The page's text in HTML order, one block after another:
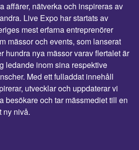
affärer, nätverka och inspireras av
Live Expo har startats av
mest erfarna entreprenörer
mässor och events, som lanserat
hundra nya mässor varav flertalet är
ledande inom sina respektive
Med ett fulladdat innehåll
utvecklar och uppdaterar vi
besökare och tar mässmediet till en
ny nivå.